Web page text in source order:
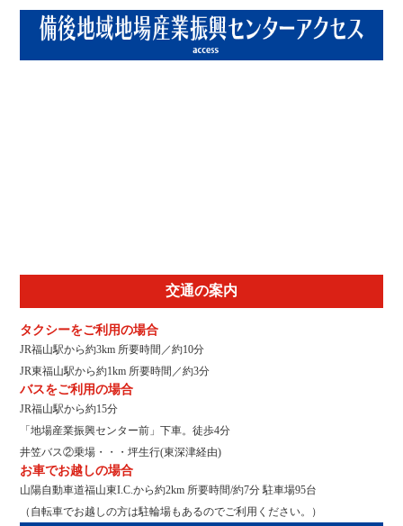
交通の案内
タクシーをご利用の場合
JR福山駅から約3km 所要時間／約10分
JR東福山駅から約1km 所要時間／約3分
バスをご利用の場合
JR福山駅から約15分
「地場産業振興センター前」下車。徒歩4分
井笠バス②乗場・・・坪生行(東深津経由)
お車でお越しの場合
山陽自動車道福山東I.C.から約2km 所要時間/約7分 駐車場95台
（自転車でお越しの方は駐輪場もあるのでご利用ください。）